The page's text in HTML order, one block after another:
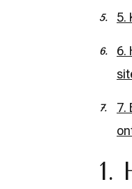
5.
6.
7.
1.